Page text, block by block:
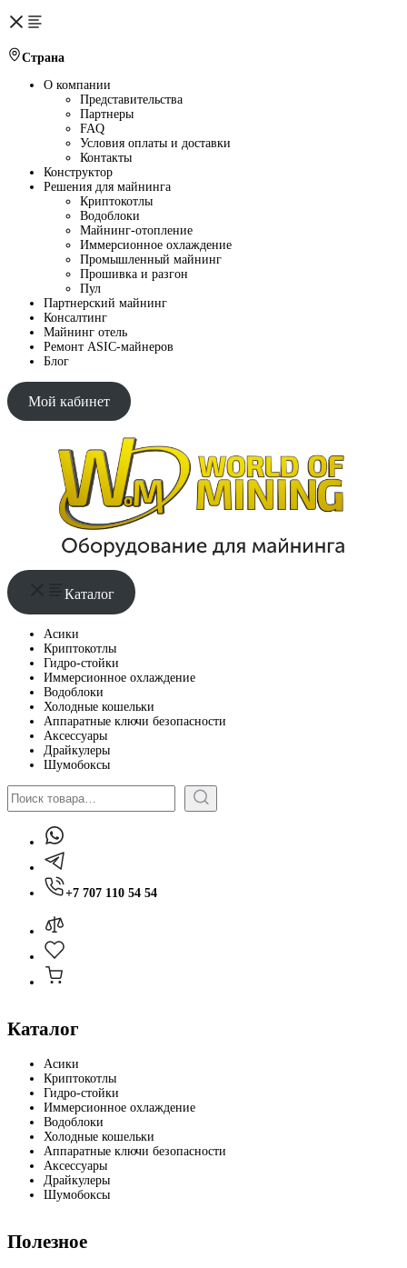
Страна
О компании
Представительства
Партнеры
FAQ
Условия оплаты и доставки
Контакты
Конструктор
Решения для майнинга
Криптокотлы
Водоблоки
Майнинг-отопление
Иммерсионное охлаждение
Промышленный майнинг
Прошивка и разгон
Пул
Партнерский майнинг
Консалтинг
Майнинг отель
Ремонт ASIC-майнеров
Блог
Мой кабинет
Каталог
Асики
Криптокотлы
Гидро-стойки
Иммерсионное охлаждение
Водоблоки
Холодные кошельки
Аппаратные ключи безопасности
Аксессуары
Драйкулеры
Шумобоксы
Поиск
+7 707 110 54 54
Каталог
Асики
Криптокотлы
Гидро-стойки
Иммерсионное охлаждение
Водоблоки
Холодные кошельки
Аппаратные ключи безопасности
Аксессуары
Драйкулеры
Шумобоксы
Полезное